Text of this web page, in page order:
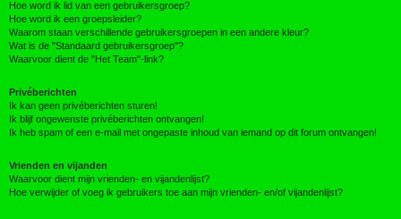
Hoe word ik lid van een gebruikersgroep?
Hoe word ik een groepsleider?
Waarom staan verschillende gebruikersgroepen in een andere kleur?
Wat is de "Standaard gebruikersgroep"?
Waarvoor dient de "Het Team"-link?
Privéberichten
Ik kan geen privéberichten sturen!
Ik blijf ongewenste privéberichten ontvangen!
Ik heb spam of een e-mail met ongepaste inhoud van iemand op dit forum ontvangen!
Vrienden en vijanden
Waarvoor dient mijn vrienden- en vijandenlijst?
Hoe verwijder of voeg ik gebruikers toe aan mijn vrienden- en/of vijandenlijst?